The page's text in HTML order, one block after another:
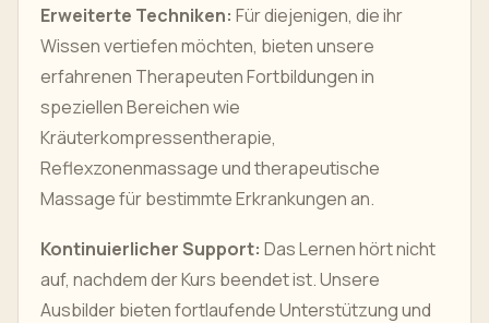
Erweiterte Techniken: Für diejenigen, die ihr
Wissen vertiefen möchten, bieten unsere
erfahrenen Therapeuten Fortbildungen in
speziellen Bereichen wie
Kräuterkompressentherapie,
Reflexzonenmassage und therapeutische
Massage für bestimmte Erkrankungen an.
Kontinuierlicher Support: Das Lernen hört nicht
auf, nachdem der Kurs beendet ist. Unsere
Ausbilder bieten fortlaufende Unterstützung und